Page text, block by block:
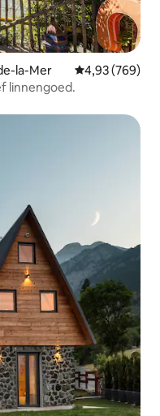
la-Mer Gemiddelde
4,93 (769)
linnengoed.